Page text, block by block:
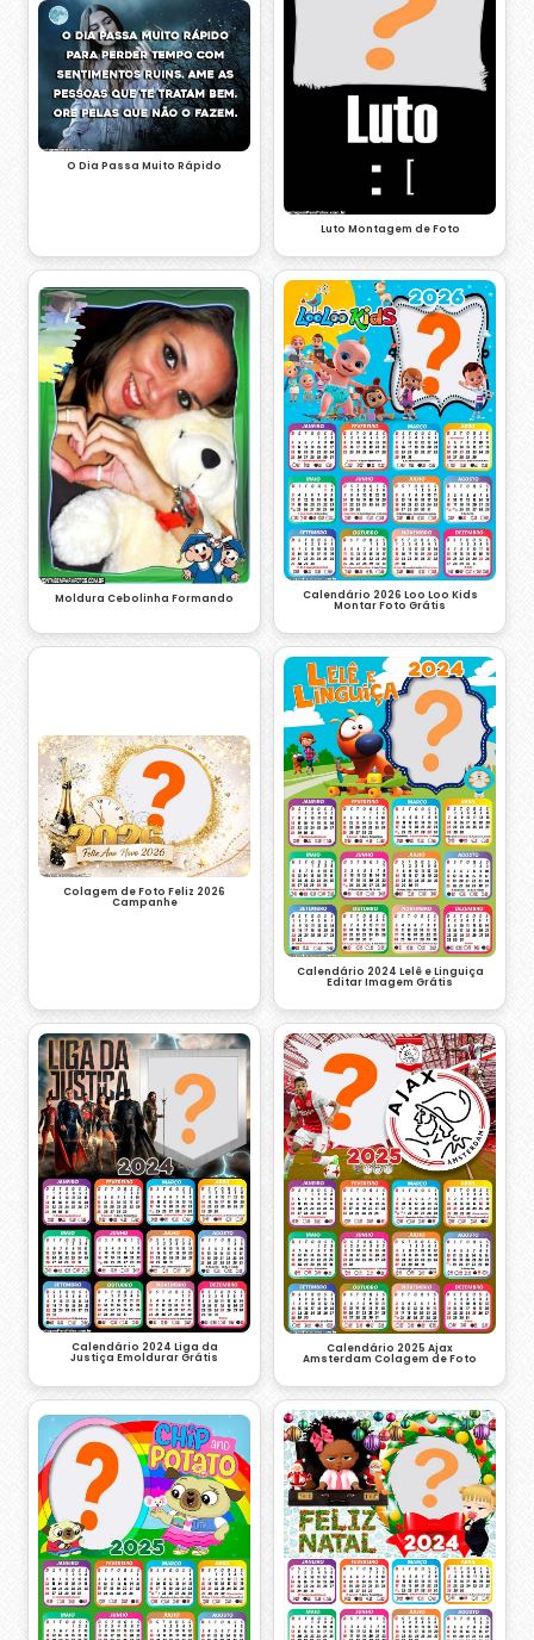
O Dia Passa Muito Rápido
Luto Montagem de Foto
Moldura Cebolinha Formando Calendário 2026 Loo Loo Kids
Montar Foto Grátis
Colagem de Foto Feliz 2026
Campanhe
Calendário 2024 Lelê e Linguiça
Editar Imagem Grátis
Calendário 2024 Liga da
Justiça Emoldurar Grátis
Calendário 2025 Ajax
Amsterdam Colagem de Foto